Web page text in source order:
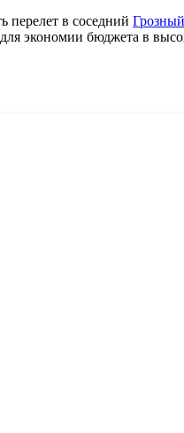
перелет в соседний Грозный
экономии бюджета в